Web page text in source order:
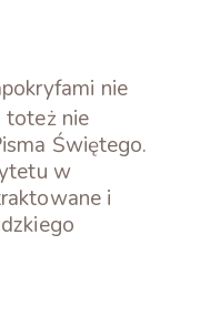
nie
toteż nie
Świętego.
w
i